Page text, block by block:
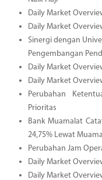
Daily Market
Daily Market
Sinergi dengan
Pengembangan
Daily Market
Daily Market
Perubahan
Prioritas
Bank Muamalat
24,75% Lewat
Perubahan Jam
Daily Market
Daily Market